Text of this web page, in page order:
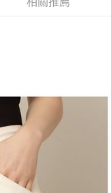
稱本公司）所提供，讓
商店將買賣／分期付款
繳交帳款。
的，商店將以您的個人
項蒐集、處理及利用，
對及更正。
userRule
帳。
易完成。
需要取消訂單，請聯絡
效，需透過AFTEE先享
面顯示為準，若有關於
聯繫「AFTEE先享後付
support/home